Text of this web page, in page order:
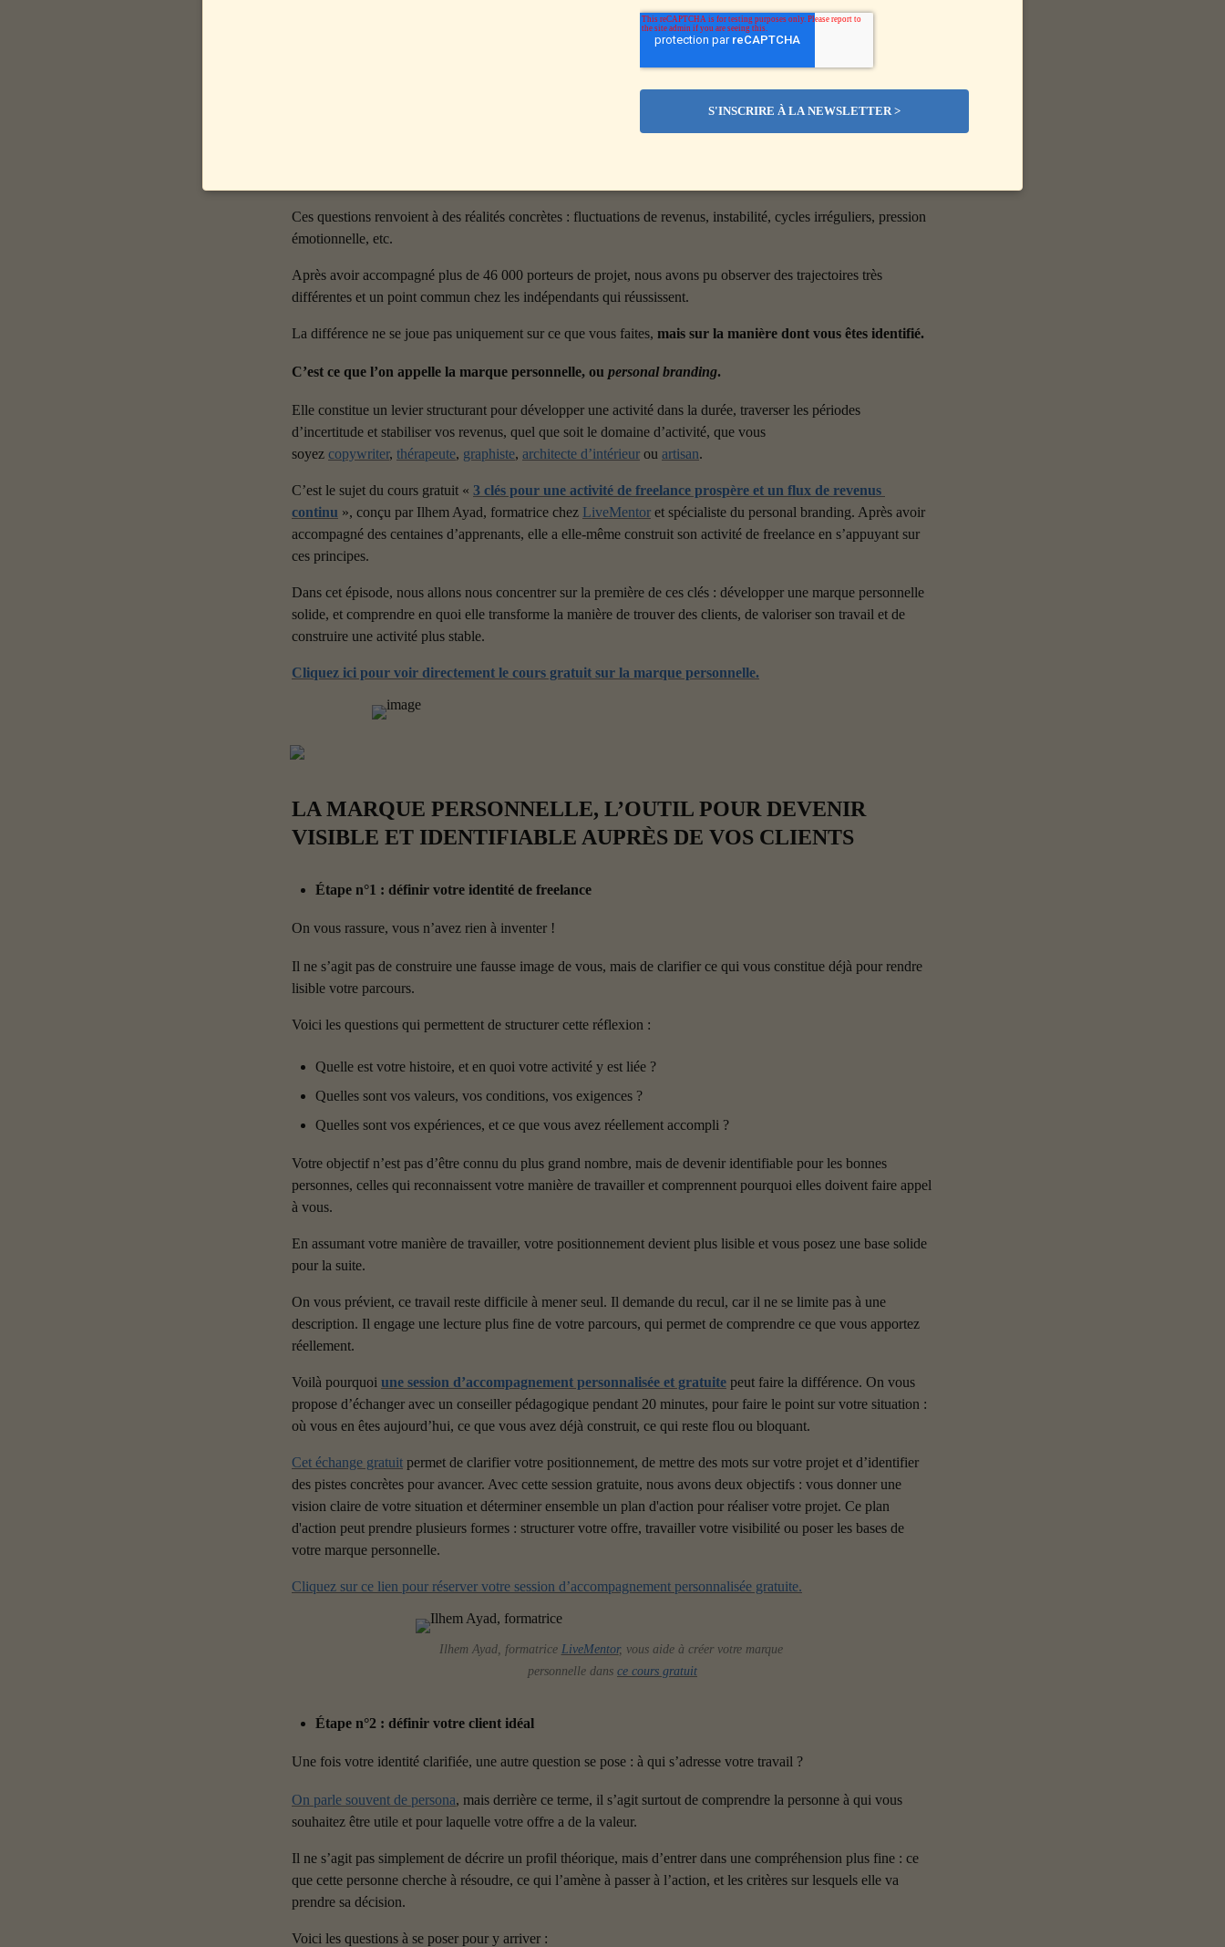
Il n’a jamais été aussi facile de démarrer une activité indépendante !
, nous rencontrons des personnes qui envisagent de se lancer, mais qui hésitent
Ces questions renvoient à des réalités concrètes : fluctuations de revenus, instabilité, cycles irréguliers, pression
émotionnelle, etc.
Après avoir accompagné plus de 46 000 porteurs de projet, nous avons pu observer des trajectoires très
différentes et un point commun chez les indépendants qui réussissent.
La différence ne se joue pas uniquement sur ce que vous faites, mais sur la manière dont vous êtes identifié.
C’est ce que l’on appelle la marque personnelle, ou personal branding.
Elle constitue un levier structurant pour développer une activité dans la durée, traverser les périodes
d’incertitude et stabiliser vos revenus, quel que soit le domaine d’activité, que vous
soyez copywriter, thérapeute, graphiste, architecte d’intérieur ou artisan.
C’est le sujet du cours gratuit « 3 clés pour une activité de freelance prospère et un flux de revenus
continu », conçu par Ilhem Ayad, formatrice chez LiveMentor et spécialiste du personal branding. Après avoir
accompagné des centaines d’apprenants, elle a elle-même construit son activité de freelance en s’appuyant sur
ces principes.
Dans cet épisode, nous allons nous concentrer sur la première de ces clés : développer une marque personnelle
solide, et comprendre en quoi elle transforme la manière de trouver des clients, de valoriser son travail et de
construire une activité plus stable.
Cliquez ici pour voir directement le cours gratuit sur la marque personnelle.
LA MARQUE PERSONNELLE, L’OUTIL POUR DEVENIR
VISIBLE ET IDENTIFIABLE AUPRÈS DE VOS CLIENTS
Étape n°1 : définir votre identité de freelance
On vous rassure, vous n’avez rien à inventer !
Il ne s’agit pas de construire une fausse image de vous, mais de clarifier ce qui vous constitue déjà pour rendre
lisible votre parcours.
Voici les questions qui permettent de structurer cette réflexion :
Quelle est votre histoire, et en quoi votre activité y est liée ?
Quelles sont vos valeurs, vos conditions, vos exigences ?
Quelles sont vos expériences, et ce que vous avez réellement accompli ?
Votre objectif n’est pas d’être connu du plus grand nombre, mais de devenir identifiable pour les bonnes
personnes, celles qui reconnaissent votre manière de travailler et comprennent pourquoi elles doivent faire appel
à vous.
En assumant votre manière de travailler, votre positionnement devient plus lisible et vous posez une base solide
pour la suite.
On vous prévient, ce travail reste difficile à mener seul. Il demande du recul, car il ne se limite pas à une
description. Il engage une lecture plus fine de votre parcours, qui permet de comprendre ce que vous apportez
réellement.
Voilà pourquoi une session d’accompagnement personnalisée et gratuite peut faire la différence. On vous
propose d’échanger avec un conseiller pédagogique pendant 20 minutes, pour faire le point sur votre situation :
où vous en êtes aujourd’hui, ce que vous avez déjà construit, ce qui reste flou ou bloquant.
Cet échange gratuit permet de clarifier votre positionnement, de mettre des mots sur votre projet et d’identifier
des pistes concrètes pour avancer. Avec cette session gratuite, nous avons deux objectifs : vous donner une
vision claire de votre situation et déterminer ensemble un plan d'action pour réaliser votre projet. Ce plan
d'action peut prendre plusieurs formes : structurer votre offre, travailler votre visibilité ou poser les bases de
votre marque personnelle.
Cliquez sur ce lien pour réserver votre session d’accompagnement personnalisée gratuite.
Ilhem Ayad, formatrice LiveMentor, vous aide à créer votre marque
personnelle dans ce cours gratuit
Étape n°2 : définir votre client idéal
Une fois votre identité clarifiée, une autre question se pose : à qui s’adresse votre travail ?
On parle souvent de persona, mais derrière ce terme, il s’agit surtout de comprendre la personne à qui vous
souhaitez être utile et pour laquelle votre offre a de la valeur.
Il ne s’agit pas simplement de décrire un profil théorique, mais d’entrer dans une compréhension plus fine : ce
que cette personne cherche à résoudre, ce qui l’amène à passer à l’action, et les critères sur lesquels elle va
prendre sa décision.
Voici les questions à se poser pour y arriver :